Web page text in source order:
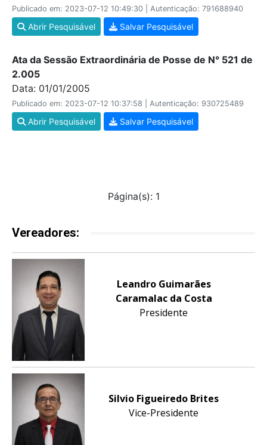
Publicado em: 2023-07-12 10:49:30 | Autenticação: 791688940
Abrir Pesquisável Salvar Pesquisável
Ata da Sessão Extraordinária de Posse de N° 521 de
2.005
Data: 01/01/2005
Publicado em: 2023-07-12 10:37:58 | Autenticação: 930725489
Abrir Pesquisável Salvar Pesquisável
Página(s): 1
Vereadores:
Leandro Guimarães
Caramalac da Costa
Presidente
Silvio Figueiredo Brites
Vice-Presidente